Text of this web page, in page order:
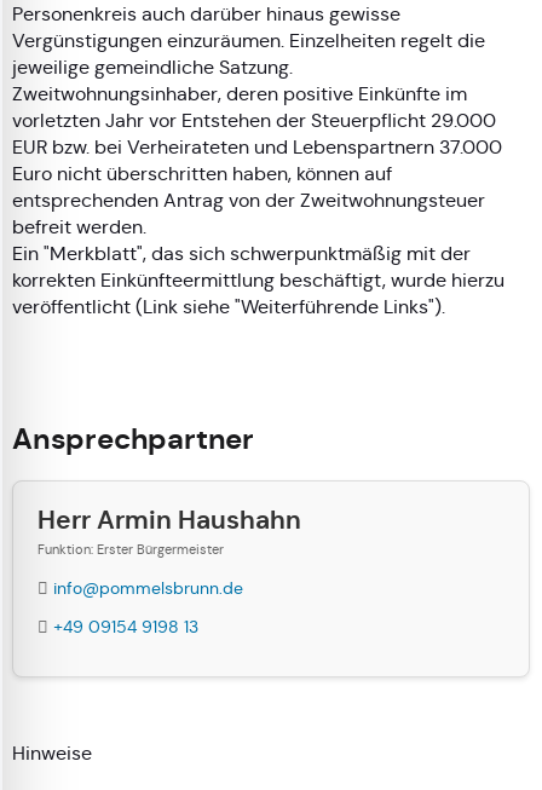
Personenkreis auch darüber hinaus gewisse
Vergünstigungen einzuräumen. Einzelheiten regelt die
jeweilige gemeindliche Satzung.
Zweitwohnungsinhaber, deren positive Einkünfte im
vorletzten Jahr vor Entstehen der Steuerpflicht 29.000
EUR bzw. bei Verheirateten und Lebenspartnern 37.000
Euro nicht überschritten haben, können auf
entsprechenden Antrag von der Zweitwohnungsteuer
befreit werden.
Ein "Merkblatt", das sich schwerpunktmäßig mit der
korrekten Einkünfteermittlung beschäftigt, wurde hierzu
veröffentlicht (Link siehe "Weiterführende Links").
Ansprechpartner
Herr Armin Haushahn
Funktion: Erster Bürgermeister
info@pommelsbrunn.de
+49 09154 9198 13
Hinweise